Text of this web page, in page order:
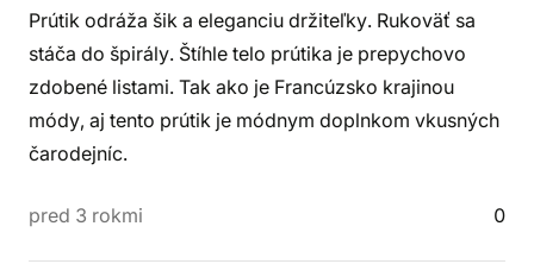
Prútik odráža šik a eleganciu držiteľky. Rukoväť sa
stáča do špirály. Štíhle telo prútika je prepychovo
zdobené listami. Tak ako je Francúzsko krajinou
módy, aj tento prútik je módnym doplnkom vkusných
čarodejníc.
pred 3 rokmi 0